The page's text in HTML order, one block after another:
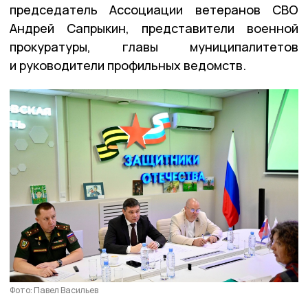
председатель Ассоциации ветеранов СВО
Андрей Сапрыкин, представители военной
прокуратуры, главы муниципалитетов
и руководители профильных ведомств.
Фото: Павел Васильев